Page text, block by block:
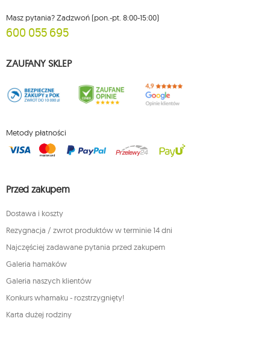
Masz pytania? Zadzwoń (pon.-pt. 8:00-15:00)
600 055 695
ZAUFANY SKLEP
Metody płatności
Przed zakupem
Dostawa i koszty
Rezygnacja / zwrot produktów w terminie 14 dni
Najczęściej zadawane pytania przed zakupem
Galeria hamaków
Galeria naszych klientów
Konkurs whamaku - rozstrzygnięty!
Karta dużej rodziny